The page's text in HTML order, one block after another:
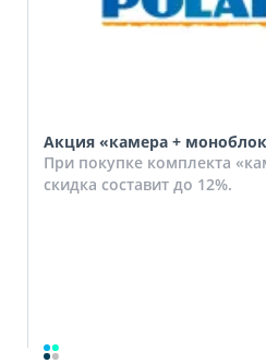
Акция «камера +
При покупке комплекта
скидка составит до 12%.